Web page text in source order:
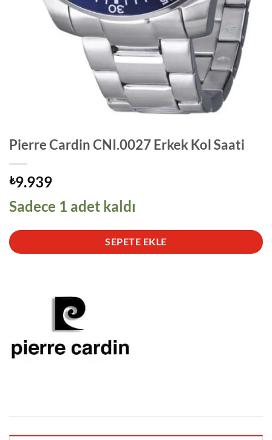
Pierre Cardin CNI.0027 Erkek Kol Saati
₺9.939
Sadece 1 adet kaldı
SEPETE EKLE